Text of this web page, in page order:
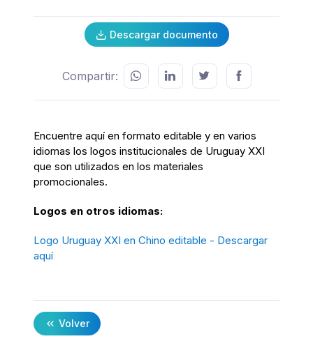
Descargar documento
Compartir:
Encuentre aquí en formato editable y en varios
idiomas los logos institucionales de Uruguay XXI
que son utilizados en los materiales
promocionales.
Logos en otros idiomas:
Logo Uruguay XXI en Chino editable - Descargar
aquí
Volver